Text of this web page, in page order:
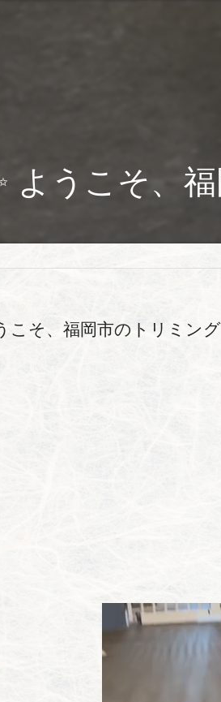
ようこそ、
こそ、福岡市のトリミン